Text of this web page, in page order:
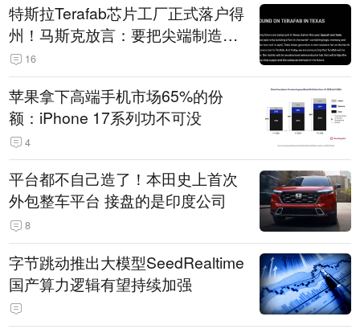
特斯拉Terafab芯片工厂正式落户得
州！马斯克放言：要把尖端制造带
回美国
16
苹果拿下高端手机市场65%的份
额：iPhone 17系列功不可没
4
平台都不自己造了！本田史上首次
外包整车平台 接盘的是印度公司
8
字节跳动推出大模型SeedRealtime
国产算力逻辑有望持续加强